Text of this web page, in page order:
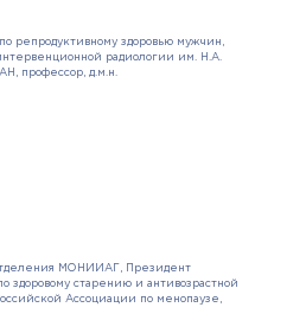
репродуктивному здоровью мужчин,
радиологии им. Н.А.
профессор, д.м.н.
МОНИИАГ, Президент
старению и антивозрастной
Ассоциации по менопаузе,